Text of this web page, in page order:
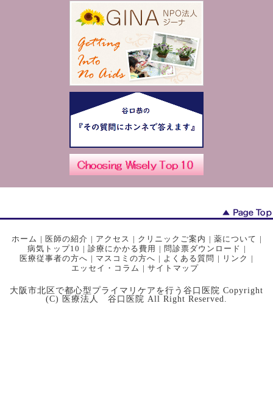
ホーム | 医師の紹介 | アクセス | クリニックご案内 | 薬について |
病気トップ10 | 診療にかかる費用 | 問診票ダウンロード |
医療従事者の方へ | マスコミの方へ | よくある質問 | リンク |
エッセイ・コラム | サイトマップ
大阪市北区で都心型プライマリケアを行う谷口医院 Copyright
(C) 医療法人 谷口医院 All Right Reserved.